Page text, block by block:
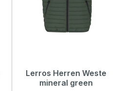
Lerros Herren Weste
mineral green